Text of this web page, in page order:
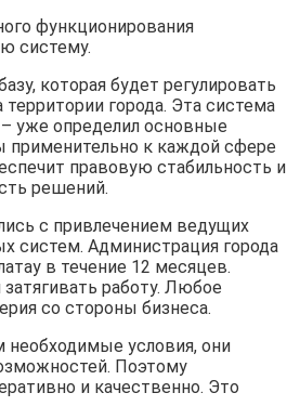
функционирования
систему.
которая будет регулировать
города. Эта система
уже определил основные
применительно к каждой сфере
правовую стабильность и
решений.
с привлечением ведущих
систем. Администрация города
в течение 12 месяцев.
работу. Любое
со стороны бизнеса.
условия, они
Поэтому
и качественно. Это